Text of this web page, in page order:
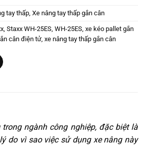
tay thấp ,Xe nâng tay thấp gắn cân
,Staxx WH-25ES ,WH-25ES ,xe kéo pallet gắn
cân điện tử,xe nâng tay thấp gắn cân
ngành công nghiệp, đặc biệt là
do vì sao việc sử dụng xe nâng này